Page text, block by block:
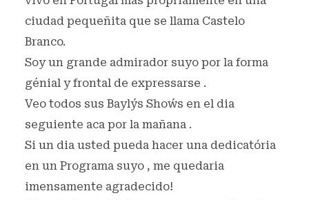
ciudad pequeñita que se llama Castelo
Branco.
Soy un grande admirador suyo por la forma
génial y frontal de expressarse .
Veo todos sus Bayly´s Show´s en el dia
seguiente aca por la mañana .
Si un dia usted pueda hacer una dedicatória
en un Programa suyo , me quedaria
imensamente agradecido!